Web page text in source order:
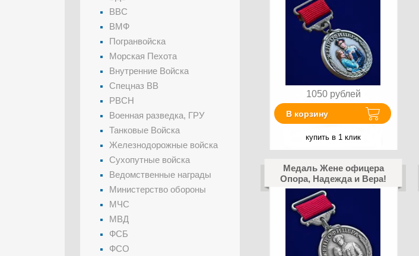
1050 рублей
В корзину
купить в 1 клик
Медаль Жене офицера
Опора, Надежда и Вера!
ВВС
ВМФ
Погранвойска
Морская Пехота
Внутренние Войска
Спецназ ВВ
РВСН
Военная разведка, ГРУ
Танковые Войска
Железнодорожные войска
Сухопутные войска
Ведомственные награды
Министерство обороны
МЧС
МВД
ФСБ
ФСО